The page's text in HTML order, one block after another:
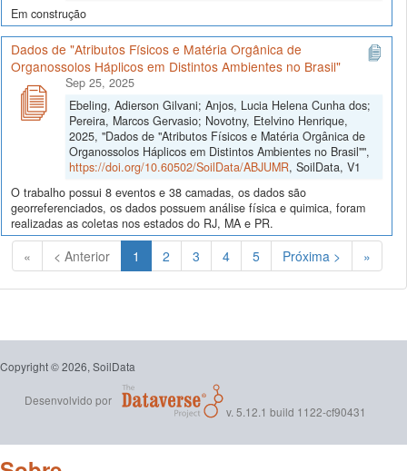
Em construção
Dados de "Atributos Físicos e Matéria Orgânica de
Organossolos Háplicos em Distintos Ambientes no Brasil"
Sep 25, 2025
Ebeling, Adierson Gilvani; Anjos, Lucia Helena Cunha dos;
Pereira, Marcos Gervasio; Novotny, Etelvino Henrique,
2025, "Dados de "Atributos Físicos e Matéria Orgânica de
Organossolos Háplicos em Distintos Ambientes no Brasil"",
https://doi.org/10.60502/SoilData/ABJUMR, SoilData, V1
O trabalho possui 8 eventos e 38 camadas, os dados são
georreferenciados, os dados possuem análise física e quimica, foram
realizadas as coletas nos estados do RJ, MA e PR.
« < Anterior 1 (Atual)
2 3 4 5 Próxima > »
Copyright © 2026, SoilData
Desenvolvido por
v. 5.12.1 build 1122-cf90431